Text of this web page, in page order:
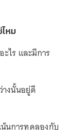
หม
ไร และมีการ
างนั้นอยู่ดี
น้นการทดลองกับ